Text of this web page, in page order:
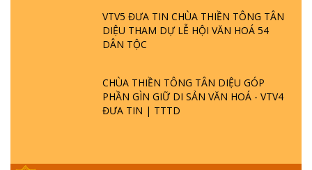
VTV5 ĐƯA TIN CHÙA THIỀN TÔNG TÂN
DIỆU THAM DỰ LỄ HỘI VĂN HOÁ 54
DÂN TỘC
CHÙA THIỀN TÔNG TÂN DIỆU GÓP
PHẦN GÌN GIỮ DI SẢN VĂN HOÁ - VTV4
ĐƯA TIN | TTTD